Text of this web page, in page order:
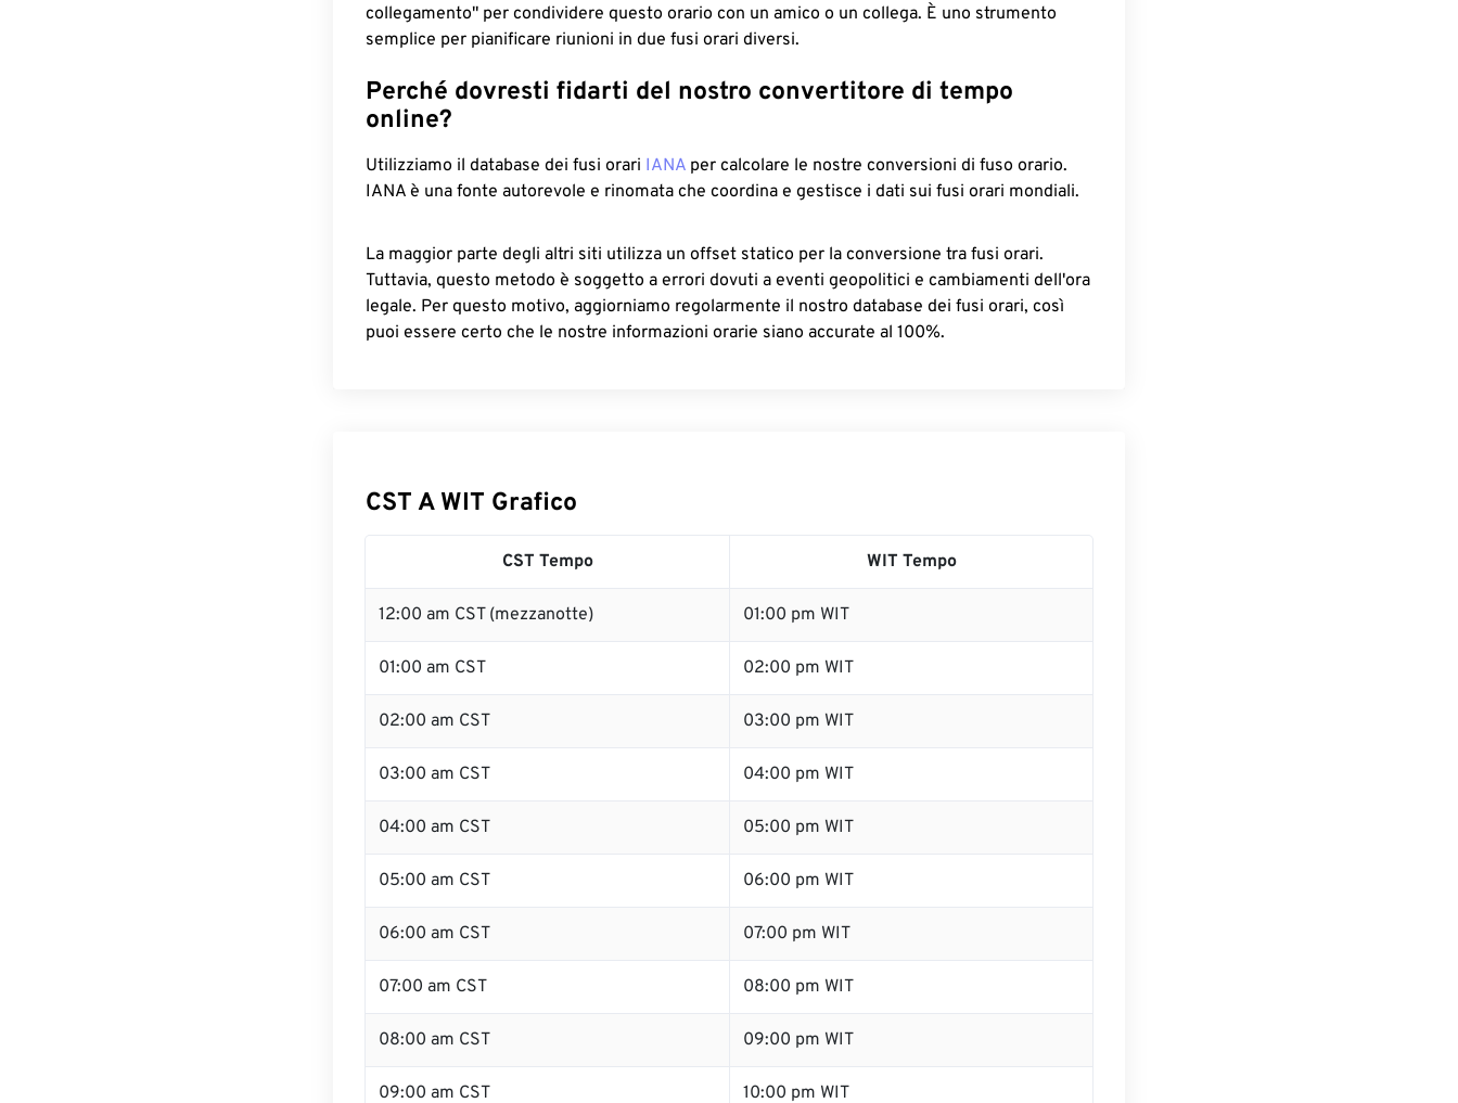
collegamento" per condividere questo orario con un amico o un collega. È uno strumento
semplice per pianificare riunioni in due fusi orari diversi.
Perché dovresti fidarti del nostro convertitore di tempo
online?
Utilizziamo il database dei fusi orari IANA per calcolare le nostre conversioni di fuso orario.
IANA è una fonte autorevole e rinomata che coordina e gestisce i dati sui fusi orari mondiali.
La maggior parte degli altri siti utilizza un offset statico per la conversione tra fusi orari.
Tuttavia, questo metodo è soggetto a errori dovuti a eventi geopolitici e cambiamenti dell'ora
legale. Per questo motivo, aggiorniamo regolarmente il nostro database dei fusi orari, così
puoi essere certo che le nostre informazioni orarie siano accurate al 100%.
CST A WIT Grafico
CST Tempo WIT Tempo
12:00 am CST (mezzanotte) 01:00 pm WIT
01:00 am CST 02:00 pm WIT
02:00 am CST 03:00 pm WIT
03:00 am CST 04:00 pm WIT
04:00 am CST 05:00 pm WIT
05:00 am CST 06:00 pm WIT
06:00 am CST 07:00 pm WIT
07:00 am CST 08:00 pm WIT
08:00 am CST 09:00 pm WIT
09:00 am CST 10:00 pm WIT